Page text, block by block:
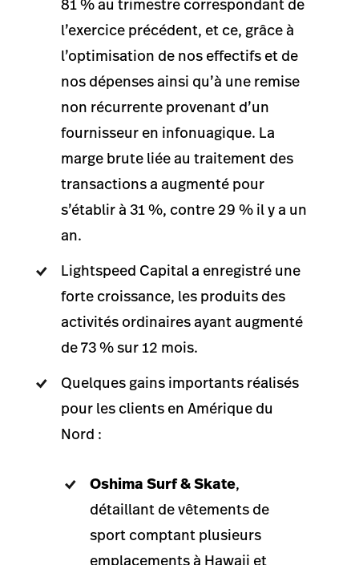
81 % au trimestre correspondant de
l’exercice précédent, et ce, grâce à
l’optimisation de nos effectifs et de
nos dépenses ainsi qu’à une remise
non récurrente provenant d’un
fournisseur en infonuagique. La
marge brute liée au traitement des
transactions a augmenté pour
s’établir à 31 %, contre 29 % il y a un
an.
Lightspeed Capital a enregistré une
forte croissance, les produits des
activités ordinaires ayant augmenté
de 73 % sur 12 mois.
Quelques gains importants réalisés
pour les clients en Amérique du
Nord :
Oshima Surf & Skate,
détaillant de vêtements de
sport comptant plusieurs
emplacements à Hawaii et